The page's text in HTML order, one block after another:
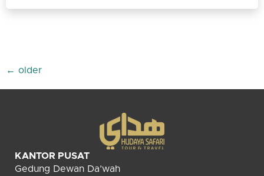
← older
KANTOR PUSAT
Gedung Dewan Da’wah